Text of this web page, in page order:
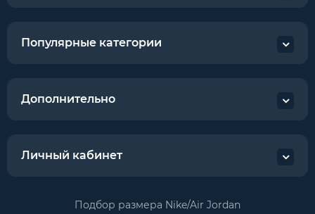
Популярные категории
Дополнительно
Личный кабинет
Подбор размера Nike/Air Jordan